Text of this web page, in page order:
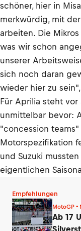
schöner, hier in
merkwürdig, mit
arbeiten. Die
was wir schon
unserer
sich noch daran
wieder hier zu
Für Aprilia steht
unmittelbar bevor:
"concession
Motorspezifikation
und Suzuki
eigentlichen
Empfehlungen
MotoGP •
Ab 17